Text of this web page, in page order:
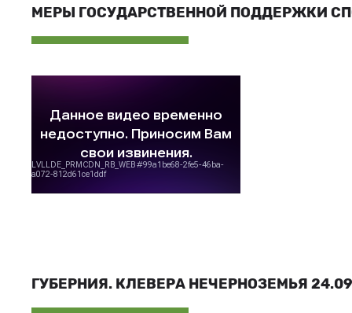
МЕРЫ ГОСУДАРСТВЕННОЙ ПОДДЕРЖКИ
ГУБЕРНИЯ. КЛЕВЕРА НЕЧЕРНОЗЕМЬЯ